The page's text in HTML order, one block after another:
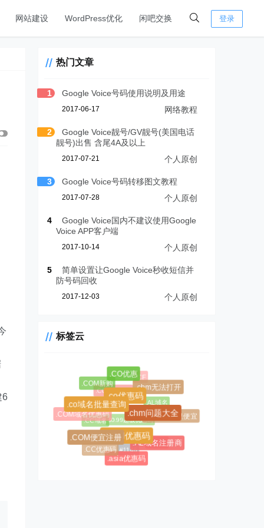
网站建设 WordPress优化 闲吧交换 登录
6
热门文章
1 Google Voice号码使用说明及用途
2017-06-17 网络教程
2
Google Voice靓号/GV靓号(美国电话
靓号)出售 含尾4A及以上
2017-07-21 个人原创
3 Google Voice号码转移图文教程
2017-07-28 个人原创
4
Google Voice国内不建议使用Google
Voice APP客户端
2017-10-14 个人原创
5
简单设置让Google Voice秒收短信并
防号码回收
2017-12-03 个人原创
标签云
#1045
#1146
$0.99超级优惠码
.AL域名
.AL域名哪里便宜
.AL域名注册商
.asia优惠码
.CC优惠码
.CC域名
.CC域名注册
.CF
.chm无法打开
.chm问题大全
.COM优惠码
.COM便宜注册
.COM域名优惠码
.COM新购
.CO优惠
.co优惠码
.co域名批量查询